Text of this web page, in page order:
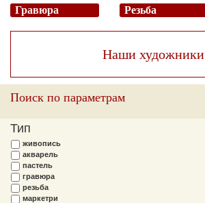
Гравюра
Резьба
Наши художники
Поиск по параметрам
Тип
живопись
акварель
пастель
гравюра
резьба
маркетри